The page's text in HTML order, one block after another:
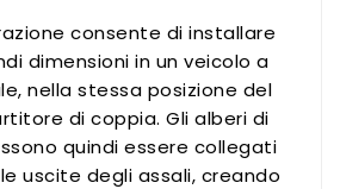
consente di installare
dimensioni in un veicolo a
nella stessa posizione del
di coppia. Gli alberi di
quindi essere collegati
uscite degli assali, creando